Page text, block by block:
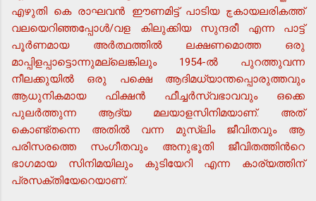
എഴുതി കെ രാഘവന്‍ ഈണമിട്ട് പാടിയ ڇകായലരികത്ത്
വലയെറിഞ്ഞപ്പോള്‍/വള കിലുക്കിയ സുന്ദരീ എന്ന പാട്ട്
പൂര്‍ണമായ അര്‍ത്ഥത്തില്‍ ലക്ഷണമൊത്ത ഒരു
മാപ്പിളപ്പാട്ടൊന്നുമല്ലെങ്കിലും 1954-ല്‍ പുറത്തുവന്ന
നീലക്കുയില്‍ ഒരു പക്ഷെ ആദിമധ്യാന്തപ്പൊരുത്തവും
ആധുനികമായ ഫിക്ഷന്‍ ഫീച്ചര്‍സ്വഭാവവും ഒക്കെ
പുലര്‍ത്തുന്ന ആദ്യ മലയാളസിനിമയാണ്. അത്
കൊണ്ട്തന്നെ അതില്‍ വന്ന മുസ്ലിം ജീവിതവും ആ
പരിസരത്തെ സംഗീതവും അനുഭൂതി ജീവിതത്തിന്‍റെ
ഭാഗമായ സിനിമയിലും കുടിയേറി എന്ന കാര്യത്തിന്
പ്രസക്തിയേറെയാണ്.